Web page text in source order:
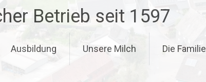
Betrieb seit 1597
Ausbildung Unsere Milch Die Familie